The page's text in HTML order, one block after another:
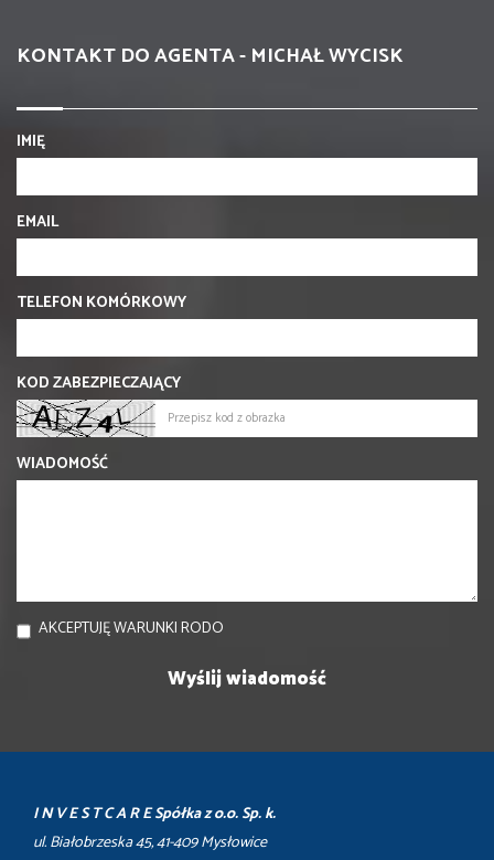
KONTAKT DO AGENTA - MICHAŁ WYCISK
IMIĘ
EMAIL
TELEFON KOMÓRKOWY
KOD ZABEZPIECZAJĄCY
WIADOMOŚĆ
AKCEPTUJĘ WARUNKI RODO
I N V E S T C A R E Spółka z o.o. Sp. k.
ul. Białobrzeska 45, 41-409 Mysłowice